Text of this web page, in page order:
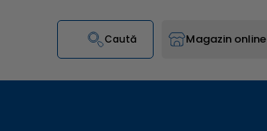
Caută Magazin online